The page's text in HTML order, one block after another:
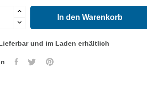
Sie den Steuerbord- und
6 bis 8 mm, das ausreichend gespannt ist, um
Sie regelmäßig den Zustand des
In den Warenkorb
und im Laden erhältlich